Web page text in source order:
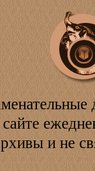
и не